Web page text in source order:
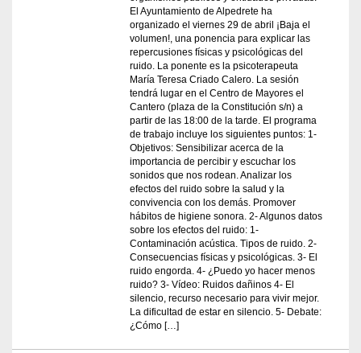
El Ayuntamiento de Alpedrete ha
organizado el viernes 29 de abril ¡Baja el
volumen!, una ponencia para explicar las
repercusiones físicas y psicológicas del
ruido. La ponente es la psicoterapeuta
María Teresa Criado Calero. La sesión
tendrá lugar en el Centro de Mayores el
Cantero (plaza de la Constitución s/n) a
partir de las 18:00 de la tarde. El programa
de trabajo incluye los siguientes puntos: 1-
Objetivos: Sensibilizar acerca de la
importancia de percibir y escuchar los
sonidos que nos rodean. Analizar los
efectos del ruido sobre la salud y la
convivencia con los demás. Promover
hábitos de higiene sonora. 2- Algunos datos
sobre los efectos del ruido: 1-
Contaminación acústica. Tipos de ruido. 2-
Consecuencias físicas y psicológicas. 3- El
ruido engorda. 4- ¿Puedo yo hacer menos
ruido? 3- Vídeo: Ruidos dañinos 4- El
silencio, recurso necesario para vivir mejor.
La dificultad de estar en silencio. 5- Debate:
¿Cómo […]